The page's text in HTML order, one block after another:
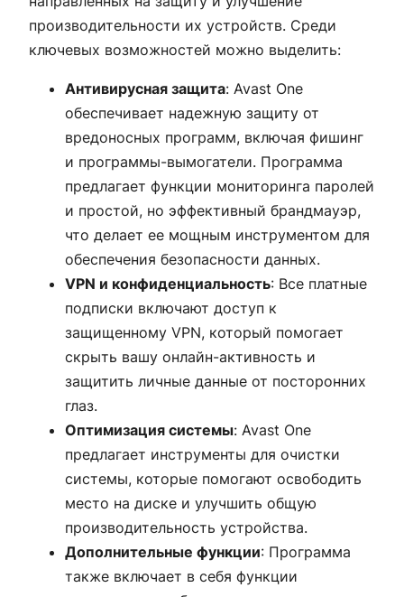
производительности их устройств. Среди
ключевых возможностей можно выделить:
Антивирусная защита: Avast One
обеспечивает надежную защиту от
вредоносных программ, включая фишинг
и программы-вымогатели. Программа
предлагает функции мониторинга паролей
и простой, но эффективный брандмауэр,
что делает ее мощным инструментом для
обеспечения безопасности данных.
VPN и конфиденциальность: Все платные
подписки включают доступ к
защищенному VPN, который помогает
скрыть вашу онлайн-активность и
защитить личные данные от посторонних
глаз.
Оптимизация системы: Avast One
предлагает инструменты для очистки
системы, которые помогают освободить
место на диске и улучшить общую
производительность устройства.
Дополнительные функции: Программа
также включает в себя функции